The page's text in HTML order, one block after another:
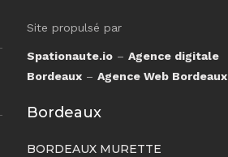
Site propulsé par
Spationaute.io– Agence digitale
Bordeaux– Agence Web Bordeaux
Bordeaux
BORDEAUX MURETTE